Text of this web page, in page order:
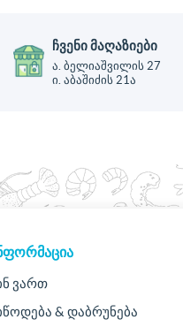
ჩვენი მაღაზიები
ა. ბელიაშვილის 27
ი. აბაშიძის 21ა
ვართ
& დაბრუნება